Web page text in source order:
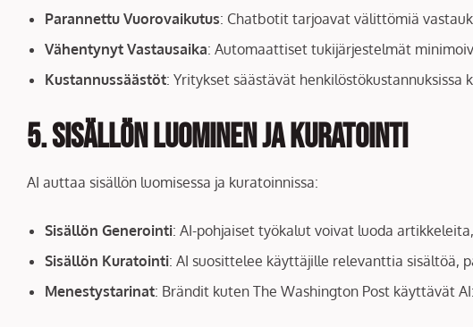
Parannettu Vuorovaikutus: Chatbotit tarjoavat välittömiä
Vähentynyt Vastausaika: Automaattiset tukijärjestelmät
Kustannussäästöt: Yritykset säästävät
5. Sisällön Luominen ja Kuratointi
AI auttaa sisällön luomisessa ja kuratoinnissa:
Sisällön Generointi: AI-pohjaiset työkalut voivat luoda
Sisällön Kuratointi: AI suosittelee käyttäjille relevanttia sisältöä,
Menestystarinat: Brändit kuten The Washington Post käyttävät